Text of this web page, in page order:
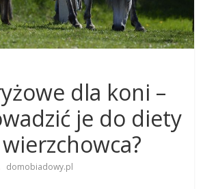
dla koni –
je do diety
domobiadowy.pl